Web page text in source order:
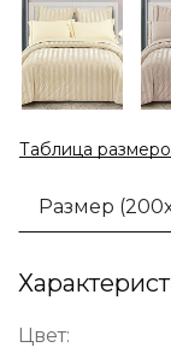
Таблица
Размер
Цвет: